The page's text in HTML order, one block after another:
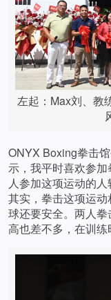
左起：Max刘、教
ONYX Boxing拳击
示，我平时喜欢参
人参加这项运动的
其实，拳击这项运
球还要安全。两人
高也差不多，在训练